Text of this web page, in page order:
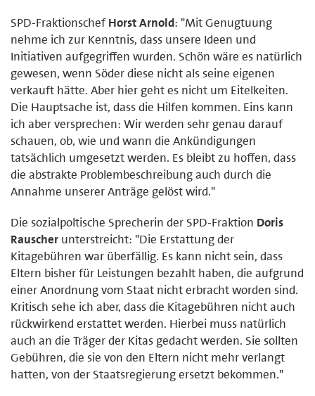
SPD-FraktionschefHorst Arnold: "Mit Genugtuung
nehme ich zur Kenntnis, dass unsere Ideen und
Initiativen aufgegriffen wurden. Schön wäre es natürlich
gewesen, wenn Söder diese nicht als seine eigenen
verkauft hätte. Aber hier geht es nicht um Eitelkeiten.
Die Hauptsache ist, dass die Hilfen kommen. Eins kann
ich aber versprechen: Wir werden sehr genau darauf
schauen, ob, wie und wann die Ankündigungen
tatsächlich umgesetzt werden. Es bleibt zu hoffen, dass
die abstrakte Problembeschreibung auch durch die
Annahme unserer Anträge gelöst wird."
Die sozialpoltische Sprecherin der SPD-Fraktion Doris
Rauscher unterstreicht: "Die Erstattung der
Kitagebühren war überfällig. Es kann nicht sein, dass
Eltern bisher für Leistungen bezahlt haben, die aufgrund
einer Anordnung vom Staat nicht erbracht worden sind.
Kritisch sehe ich aber, dass die Kitagebühren nicht auch
rückwirkend erstattet werden. Hierbei muss natürlich
auch an die Träger der Kitas gedacht werden. Sie sollten
Gebühren, die sie von den Eltern nicht mehr verlangt
hatten, von der Staatsregierung ersetzt bekommen."